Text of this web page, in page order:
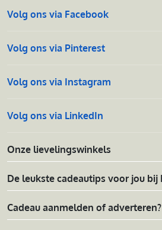
Volg ons via Facebook
Volg ons via Pinterest
Volg ons via Instagram
Volg ons via LinkedIn
Onze lievelingswinkels
De leukste cadeautips voor jou bij
Cadeau aanmelden of adverteren?